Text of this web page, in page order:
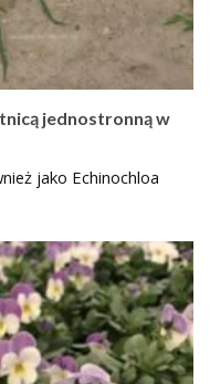
jednostronną w
jako Echinochloa